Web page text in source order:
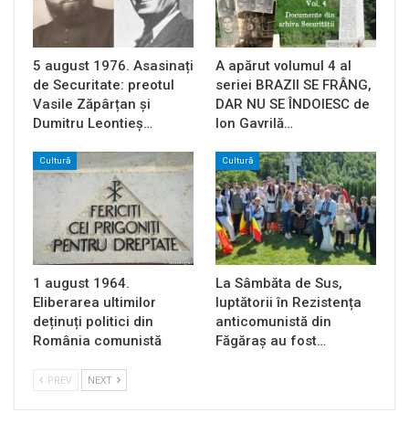
5 august 1976. Asasinați
de Securitate: preotul
Vasile Zăpârțan și
Dumitru Leontieș…
A apărut volumul 4 al
seriei BRAZII SE FRÂNG,
DAR NU SE ÎNDOIESC de
Ion Gavrilă…
Cultură
1 august 1964.
Eliberarea ultimilor
deținuți politici din
România comunistă
Cultură
La Sâmbăta de Sus,
luptătorii în Rezistența
anticomunistă din
Făgăraș au fost…
PREV NEXT